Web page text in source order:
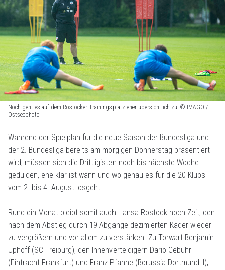
Noch geht es auf dem Rostocker Trainingsplatz eher übersichtlich zu. © IMAGO /
Ostseephoto
Während der Spielplan für die neue Saison der Bundesliga und
der 2. Bundesliga bereits am morgigen Donnerstag präsentiert
wird, müssen sich die Drittligisten noch bis nächste Woche
gedulden, ehe klar ist wann und wo genau es für die 20 Klubs
vom 2. bis 4. August losgeht.
Rund ein Monat bleibt somit auch Hansa Rostock noch Zeit, den
nach dem Abstieg durch 19 Abgänge dezimierten Kader wieder
zu vergrößern und vor allem zu verstärken. Zu Torwart Benjamin
Uphoff (SC Freiburg), den Innenverteidigern Dario Gebuhr
(Eintracht Frankfurt) und Franz Pfanne (Borussia Dortmund II),